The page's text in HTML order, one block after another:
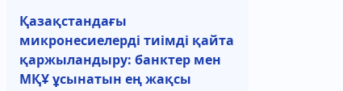
Қазақстандағы
микронесиелерді тиімді қайта
қаржыландыру: банктер мен
МҚҰ ұсынатын ең жақсы